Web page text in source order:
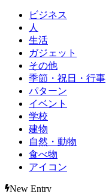
ビジネス
人
生活
ガジェット
その他
季節・祝日・行事
パターン
イベント
学校
建物
自然・動物
食べ物
アイコン
New Entry